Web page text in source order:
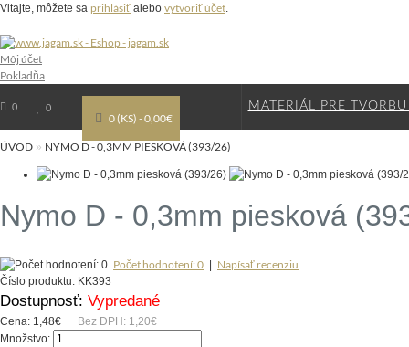
Vitajte, môžete sa prihlásiť alebo vytvoriť účet.
Môj účet
Pokladňa
0 0
0 (KS) - 0,00€
MATERIÁL PRE
ÚVOD » NYMO D - 0,3MM PIESKOVÁ (393/26)
Nymo D - 0,3mm piesková
Počet hodnotení: 0 Napísať recenziu
Číslo produktu: KK393
Dostupnosť: Vypredané
Cena: 1,48€ Bez DPH: 1,20€
Množstvo: